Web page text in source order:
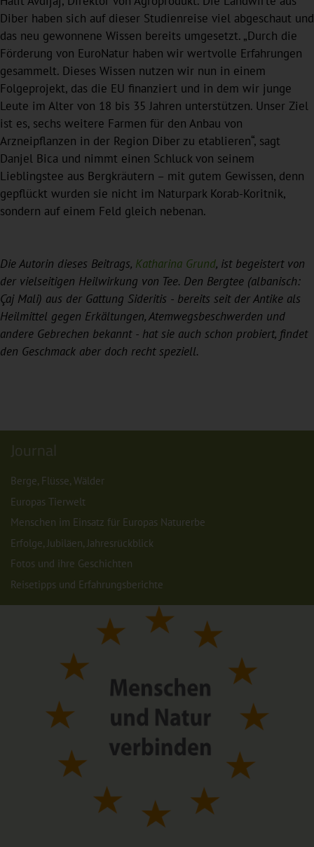
Diber haben sich auf dieser Studienreise viel abgeschaut und
das neu gewonnene Wissen bereits umgesetzt. „Durch die
Förderung von EuroNatur haben wir wertvolle Erfahrungen
gesammelt. Dieses Wissen nutzen wir nun in einem
Folgeprojekt, das die EU finanziert und in dem wir junge
Leute im Alter von 18 bis 35 Jahren unterstützen. Unser Ziel
ist es, sechs weitere Farmen für den Anbau von
Arzneipflanzen in der Region Diber zu etablieren“, sagt
Danjel Bica und nimmt einen Schluck von seinem
Lieblingstee aus Bergkräutern – mit gutem Gewissen, denn
gepflückt wurden sie nicht im Naturpark Korab-Koritnik,
sondern auf einem Feld gleich nebenan.
Die Autorin dieses Beitrags, Katharina Grund, ist begeistert von
der vielseitigen Heilwirkung von Tee. Den Bergtee (albanisch:
Çaj Mali) aus der Gattung Sideritis - bereits seit der Antike als
Heilmittel gegen Erkältungen, Atemwegsbeschwerden und
andere Gebrechen bekannt - hat sie auch schon probiert, findet
den Geschmack aber doch recht speziell.
Journal
Berge, Flüsse, Wälder
Europas Tierwelt
Menschen im Einsatz für Europas Naturerbe
Erfolge, Jubiläen, Jahresrückblick
Fotos und ihre Geschichten
Reisetipps und Erfahrungsberichte